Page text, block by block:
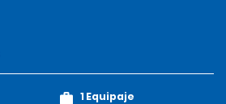
1 Equipaje